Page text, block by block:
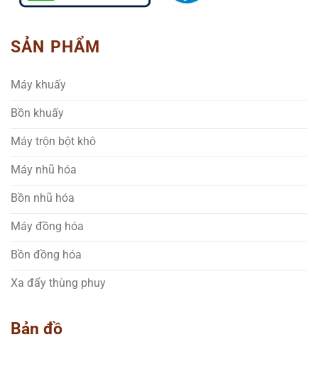
SẢN PHẨM
Máy khuấy
Bồn khuấy
Máy trộn bột khô
Máy nhũ hóa
Bồn nhũ hóa
Máy đồng hóa
Bồn đồng hóa
Xa đẩy thùng phuy
Bản đồ